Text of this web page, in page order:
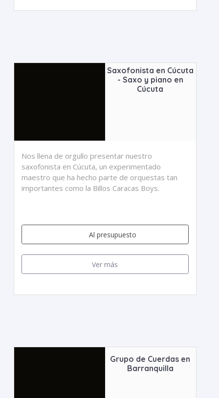
Saxofonista en Cúcuta
- Saxo y piano en
Cúcuta
Nos llena de orgullo presentar nuestro
saxofonista en Cúcuta, un experimentado
maestro que ha hecho parte de orquestas tan
importantes como la Billos Caracas Boys.
Al presupuesto
Ver más
Grupo de Cuerdas en
Barranquilla